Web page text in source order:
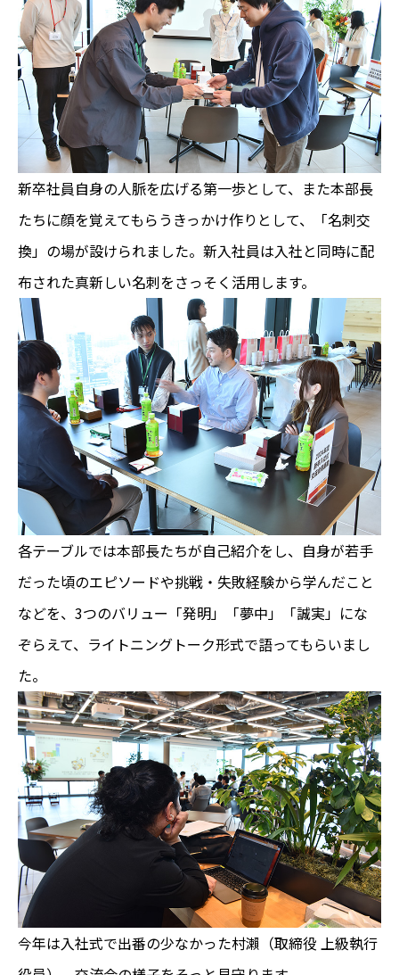
新卒社員自身の人脈を広げる第一歩として、また本部長
たちに顔を覚えてもらうきっかけ作りとして、「名刺交
換」の場が設けられました。新入社員は入社と同時に配
布された真新しい名刺をさっそく活用します。
各テーブルでは本部長たちが自己紹介をし、自身が若手
だった頃のエピソードや挑戦・失敗経験から学んだこと
などを、3つのバリュー「発明」「夢中」「誠実」にな
ぞらえて、ライトニングトーク形式で語ってもらいまし
た。
今年は入社式で出番の少なかった村瀨（取締役 上級執行